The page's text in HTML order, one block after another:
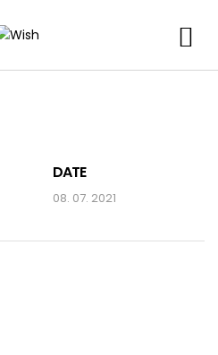
DATE
08. 07. 2021